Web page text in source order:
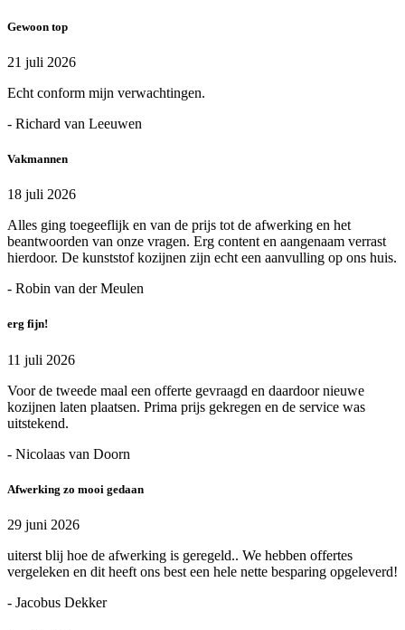
Gewoon top
21 juli 2026
Echt conform mijn verwachtingen.
- Richard van Leeuwen
Vakmannen
18 juli 2026
Alles ging toegeeflijk en van de prijs tot de afwerking en het
beantwoorden van onze vragen. Erg content en aangenaam verrast
hierdoor. De kunststof kozijnen zijn echt een aanvulling op ons huis.
- Robin van der Meulen
erg fijn!
11 juli 2026
Voor de tweede maal een offerte gevraagd en daardoor nieuwe
kozijnen laten plaatsen. Prima prijs gekregen en de service was
uitstekend.
- Nicolaas van Doorn
Afwerking zo mooi gedaan
29 juni 2026
uiterst blij hoe de afwerking is geregeld.. We hebben offertes
vergeleken en dit heeft ons best een hele nette besparing opgeleverd!
- Jacobus Dekker